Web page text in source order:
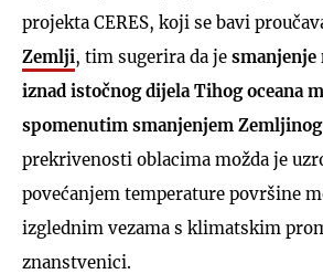
projekta CERES, koji se bavi
Zemlji, tim sugerira da je smanjenje
iznad istočnog dijela Tihog oceana
spomenutim smanjenjem
prekrivenosti oblacima možda je
povećanjem temperature površine
izglednim vezama s klimatskim
znanstvenici.